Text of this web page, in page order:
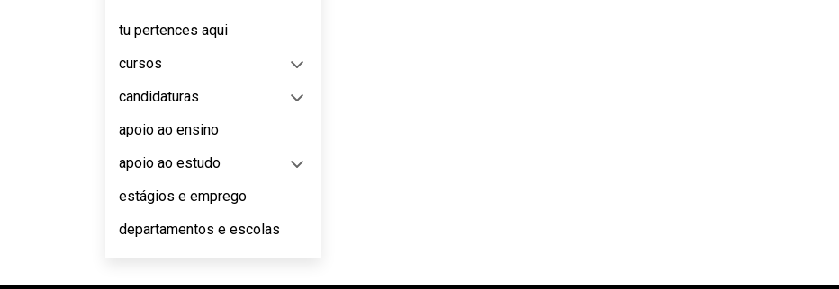
tu pertences aqui
cursos
candidaturas
apoio ao ensino
apoio ao estudo
estágios e emprego
departamentos e escolas